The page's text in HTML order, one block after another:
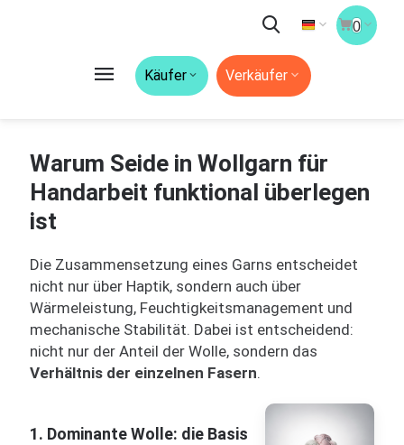
0
Käufer Verkäufer
Warum Seide in Wollgarn für
Handarbeit funktional überlegen
ist
Die Zusammensetzung eines Garns entscheidet
nicht nur über Haptik, sondern auch über
Wärmeleistung, Feuchtigkeitsmanagement und
mechanische Stabilität. Dabei ist entscheidend:
nicht nur der Anteil der Wolle, sondern das
Verhältnis der einzelnen Fasern.
1. Dominante Wolle: die Basis